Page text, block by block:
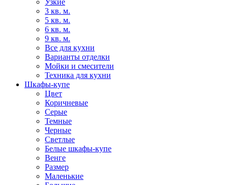
Узкие
3 кв. м.
5 кв. м.
6 кв. м.
9 кв. м.
Все для кухни
Варианты отделки
Мойки и смесители
Техника для кухни
Шкафы-купе
Цвет
Коричневые
Серые
Темные
Черные
Светлые
Белые шкафы-купе
Венге
Размер
Маленькие